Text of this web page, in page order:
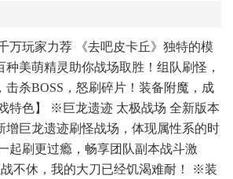
万玩家力荐 《去吧皮卡丘》独特的模
美萌精灵助你战场取胜！组队刷怪，
击杀BOSS，怒刷碎片！装备附魔，成
特色】 ※巨龙遗迹 太极战场 全新版本
增巨龙遗迹刷怪战场，体现属性系的时
起刷更过瘾，畅享团队副本战斗激
不休，我的大刀已经饥渴难耐！ ※装